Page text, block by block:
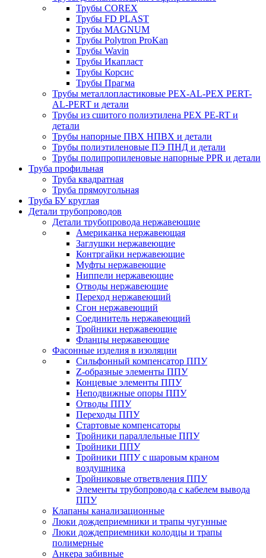
Трубы COREX
Трубы FD PLAST
Трубы MAGNUM
Трубы Polytron ProKan
Трубы Wavin
Трубы Икапласт
Трубы Корсис
Трубы Прагма
Трубы металлопластиковые PEX-AL-PEX PERT-
AL-PERT и детали
Трубы из сшитого полиэтилена PEX PE-RT и
детали
Трубы напорные ПВХ НПВХ и детали
Трубы полиэтиленовые ПЭ ПНД и детали
Трубы полипропиленовые напорные PPR и детали
Труба профильная
Труба квадратная
Труба прямоугольная
Труба БУ круглая
Детали трубопроводов
Детали трубопровода нержавеющие
Американка нержавеющая
Заглушки нержавеющие
Контргайки нержавеющие
Муфты нержавеющие
Ниппели нержавеющие
Отводы нержавеющие
Переход нержавеющий
Сгон нержавеющий
Соединитель нержавеющий
Тройники нержавеющие
Фланцы нержавеющие
Фасонные изделия в изоляции
Cильфонный компенсатор ППУ
Z-образные элементы ППУ
Концевые элементы ППУ
Неподвижные опоры ППУ
Отводы ППУ
Переходы ППУ
Стартовые компенсаторы
Тройники параллельные ППУ
Тройники ППУ
Тройники ППУ с шаровым краном
воздушника
Тройниковые ответвления ППУ
Элементы трубопровода с кабелем вывода
ППУ
Клапаны канализационные
Люки дождеприемники и трапы чугунные
Люки дождеприемники колодцы и трапы
полимерные
Анкера забивные